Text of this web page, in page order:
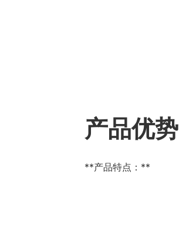
产品优势
**产品特点：**